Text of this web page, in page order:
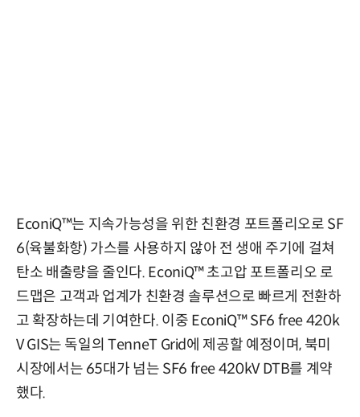
EconiQ™는 지속가능성을 위한 친환경 포트폴리오로 SF
6(육불화항) 가스를 사용하지 않아 전 생애 주기에 걸쳐
탄소 배출량을 줄인다. EconiQ™ 초고압 포트폴리오 로
드맵은 고객과 업계가 친환경 솔루션으로 빠르게 전환하
고 확장하는데 기여한다. 이중 EconiQ™ SF6 free 420k
V GIS는 독일의 TenneT Grid에 제공할 예정이며, 북미
시장에서는 65대가 넘는 SF6 free 420kV DTB를 계약
했다.